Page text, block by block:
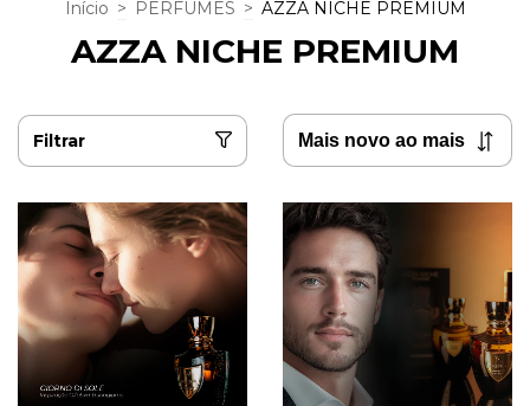
Início > PERFUMES > AZZA NICHE PREMIUM
AZZA NICHE PREMIUM
Filtrar